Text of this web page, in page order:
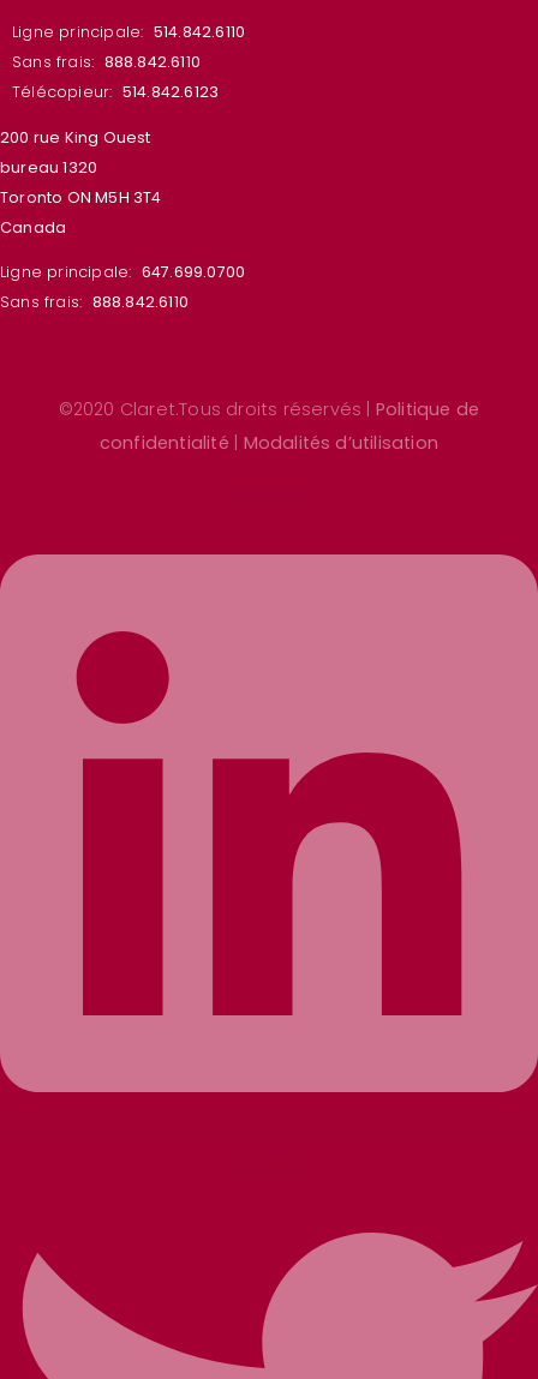
Ligne principale: 514.842.6110
Sans frais: 888.842.6110
Télécopieur: 514.842.6123
200 rue King Ouest
bureau 1320
Toronto ON M5H 3T4
Canada
Ligne principale: 647.699.0700
Sans frais: 888.842.6110
©2020 Claret.Tous droits réservés | Politique de
confidentialité
Modalités d’utilisation